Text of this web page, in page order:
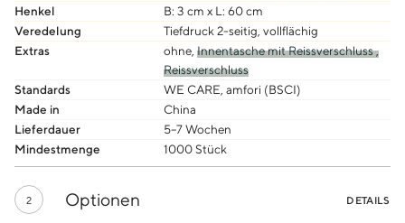
Henkel
B: 3 cm x L: 60 cm
Veredelung
Tiefdruck 2-seitig, vollflächig
Extras
ohne, Innentasche mit Reissverschluss ,
Reissverschluss
Standards
WE CARE, amfori (BSCI)
Made in
China
Lieferdauer
5–7 Wochen
Mindestmenge
1000 Stück
2 Optionen DETAILS